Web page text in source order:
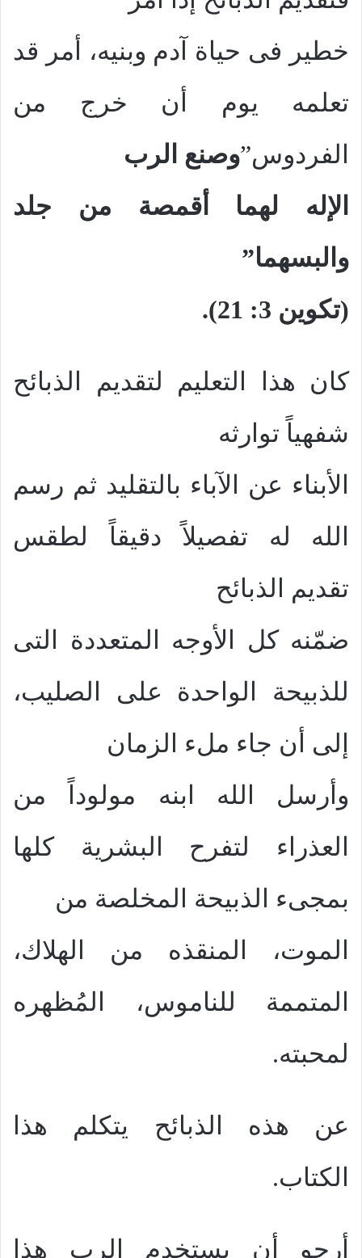
خطير فى حياة آدم وبنيه، أمر قد
تعلمه يوم أن خرج من
الفردوس”وصنع الرب
الإله لهما أقمصة من جلد
والبسهما”
(تكوين 3: 21).
كان هذا التعليم لتقديم الذبائح
شفهياً توارثه
الأبناء عن الآباء بالتقليد ثم رسم
الله له تفصيلاً دقيقاً لطقس
تقديم الذبائح
ضمّنه كل الأوجه المتعددة التى
للذبيحة الواحدة على الصليب،
إلى أن جاء ملء الزمان
وأرسل الله ابنه مولوداً من
العذراء لتفرح البشرية كلها
بمجىء الذبيحة المخلصة من
الموت، المنقذه من الهلاك،
المتممة للناموس، المُظهره
لمحبته.
عن هذه الذبائح يتكلم هذا
الكتاب.
أرجو أن يستخدم الرب هذا